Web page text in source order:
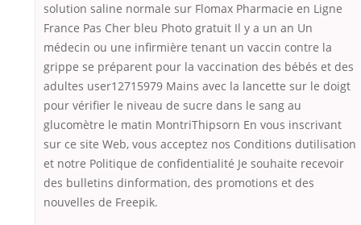
solution saline normale sur Flomax Pharmacie en Ligne
France Pas Cher bleu Photo gratuit Il y a un an Un
médecin ou une infirmière tenant un vaccin contre la
grippe se préparent pour la vaccination des bébés et des
adultes user12715979 Mains avec la lancette sur le doigt
pour vérifier le niveau de sucre dans le sang au
glucomètre le matin MontriThipsorn En vous inscrivant
sur ce site Web, vous acceptez nos Conditions dutilisation
et notre Politique de confidentialité Je souhaite recevoir
des bulletins dinformation, des promotions et des
nouvelles de Freepik.